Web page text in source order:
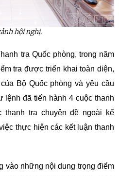
hội nghị.
tra Quốc phòng, trong năm
tra được triển khai toàn diện,
Bộ Quốc phòng và yêu cầu
lệnh đã tiến hành 4 cuộc thanh
thanh tra chuyên đề ngoài kế
thực hiện các kết luận thanh
vào những nội dung trọng điểm